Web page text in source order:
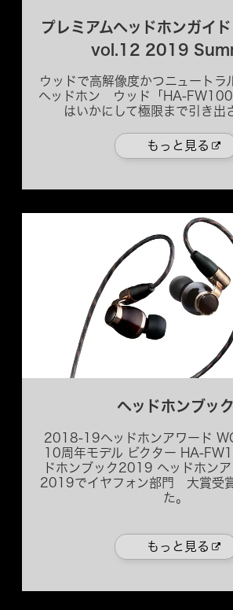
プレミアムヘッドホンガイ
vol.12 2019
ウッドで高解像度かつニュートラ
ヘッドホン ウッド「HA-
はいかにして極限まで引き出
もっと見る
ヘッドホンブック
2018-19ヘッドホンアワード
10周年モデル ビクター HA-
ドホンブック2019 ヘッドホン
2019でイヤフォン部門 大賞受
た。
もっと見る